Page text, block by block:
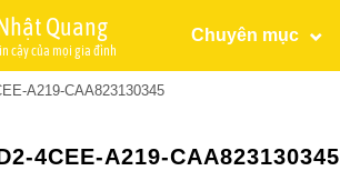
Quang
cậy của mọi gia đình
Chuyên mục
A219-CAA823130345
4CEE-A219-CAA823130345